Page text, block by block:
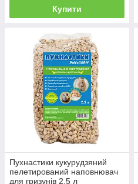
Купити
Пухнастики кукурудзяний
пелетирований наповнювач
для гризунів 2.5 л